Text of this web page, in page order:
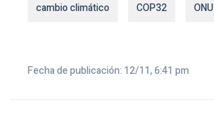
cambio climático COP32 ONU
Fecha de publicación: 12/11, 6:41 pm